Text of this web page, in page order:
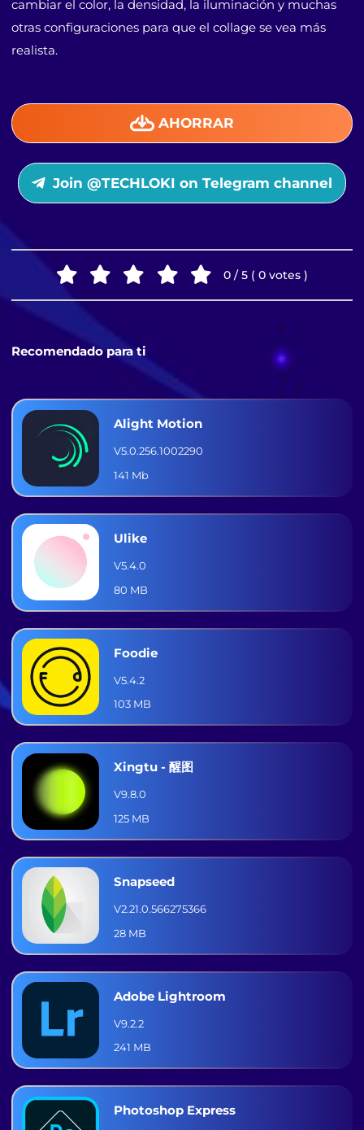
cambiar el color, la densidad, la iluminación y muchas
otras configuraciones para que el collage se vea más
realista.
AHORRAR
Join @TECHLOKI on Telegram channel
0 / 5 ( 0 votes )
Recomendado para ti
Alight Motion
V5.0.256.1002290
141 Mb
Ulike
V5.4.0
80 MB
Foodie
V5.4.2
103 MB
Xingtu - 醒图
V9.8.0
125 MB
Snapseed
V2.21.0.566275366
28 MB
Adobe Lightroom
V9.2.2
241 MB
Photoshop Express